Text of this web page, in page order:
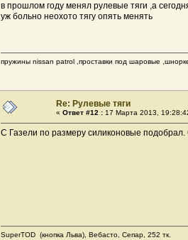
в прошлом году менял рулевые тяги ,а
уж больно неохото тягу опять менять
пружины nissan patrol ,проставки под
Re: Рулевые тяги
« Ответ #12 : 17 Марта 2013,
С Газели по размеру силиконовые подобрал.
SuperТОD (кнопка Льва), Вебасто, Сепар, 252 тк.